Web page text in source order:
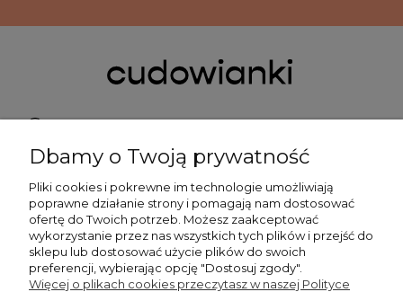
Pn do Pt 9:00-15:00
+48 519 462 010
kontakt@cudowianki.pl
Dbamy o Twoją prywatność
Pliki cookies i pokrewne im technologie umożliwiają
poprawne działanie strony i pomagają nam dostosować
ofertę do Twoich potrzeb. Możesz zaakceptować
wykorzystanie przez nas wszystkich tych plików i przejść do
sklepu lub dostosować użycie plików do swoich
preferencji, wybierając opcję "Dostosuj zgody".
Więcej o plikach cookies przeczytasz w naszej Polityce